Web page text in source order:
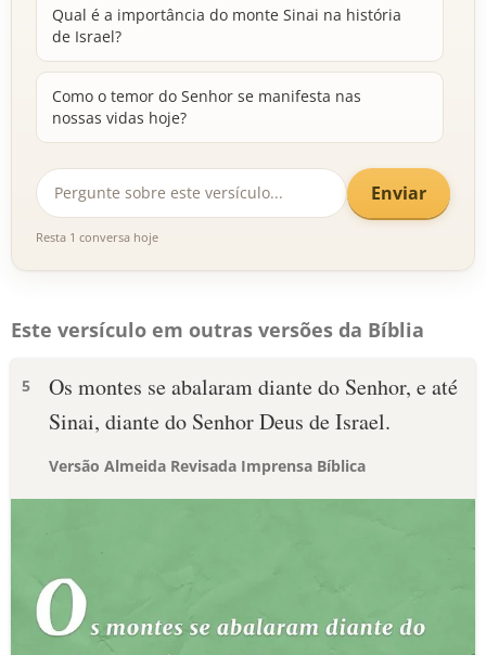
Qual é a importância do monte Sinai na história
de Israel?
Como o temor do Senhor se manifesta nas
nossas vidas hoje?
Enviar
Resta 1 conversa hoje
Este versículo em outras versões da Bíblia
5
Os montes se abalaram diante do Senhor, e até
Sinai, diante do Senhor Deus de Israel.
Versão Almeida Revisada Imprensa Bíblica